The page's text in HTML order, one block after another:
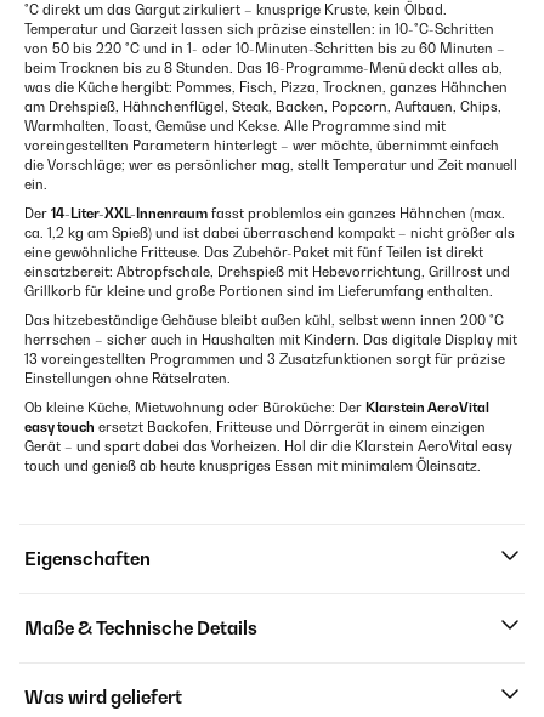
°C direkt um das Gargut zirkuliert – knusprige Kruste, kein Ölbad.
Temperatur und Garzeit lassen sich präzise einstellen: in 10-°C-Schritten
von 50 bis 220 °C und in 1- oder 10-Minuten-Schritten bis zu 60 Minuten –
beim Trocknen bis zu 8 Stunden. Das 16-Programme-Menü deckt alles ab,
was die Küche hergibt: Pommes, Fisch, Pizza, Trocknen, ganzes Hähnchen
am Drehspieß, Hähnchenflügel, Steak, Backen, Popcorn, Auftauen, Chips,
Warmhalten, Toast, Gemüse und Kekse. Alle Programme sind mit
voreingestellten Parametern hinterlegt – wer möchte, übernimmt einfach
die Vorschläge; wer es persönlicher mag, stellt Temperatur und Zeit manuell
ein.
Der 14-Liter-XXL-Innenraum fasst problemlos ein ganzes Hähnchen (max.
ca. 1,2 kg am Spieß) und ist dabei überraschend kompakt – nicht größer als
eine gewöhnliche Fritteuse. Das Zubehör-Paket mit fünf Teilen ist direkt
einsatzbereit: Abtropfschale, Drehspieß mit Hebevorrichtung, Grillrost und
Grillkorb für kleine und große Portionen sind im Lieferumfang enthalten.
Das hitzebeständige Gehäuse bleibt außen kühl, selbst wenn innen 200 °C
herrschen – sicher auch in Haushalten mit Kindern. Das digitale Display mit
13 voreingestellten Programmen und 3 Zusatzfunktionen sorgt für präzise
Einstellungen ohne Rätselraten.
Ob kleine Küche, Mietwohnung oder Büroküche: Der Klarstein AeroVital
easy touch ersetzt Backofen, Fritteuse und Dörrgerät in einem einzigen
Gerät – und spart dabei das Vorheizen. Hol dir die Klarstein AeroVital easy
touch und genieß ab heute knuspriges Essen mit minimalem Öleinsatz.
Eigenschaften
Maße & Technische Details
Was wird geliefert